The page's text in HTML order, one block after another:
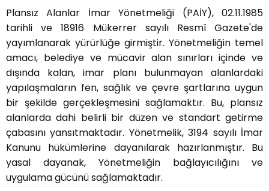
Plansız Alanlar İmar Yönetmeliği (PAİY), 02.11.1985
tarihli ve 18916 Mükerrer sayılı Resmî Gazete'de
yayımlanarak yürürlüğe girmiştir. Yönetmeliğin temel
amacı, belediye ve mücavir alan sınırları içinde ve
dışında kalan, imar planı bulunmayan alanlardaki
yapılaşmaların fen, sağlık ve çevre şartlarına uygun
bir şekilde gerçekleşmesini sağlamaktır. Bu, plansız
alanlarda dahi belirli bir düzen ve standart getirme
çabasını yansıtmaktadır. Yönetmelik, 3194 sayılı İmar
Kanunu hükümlerine dayanılarak hazırlanmıştır. Bu
yasal dayanak, Yönetmeliğin bağlayıcılığını ve
uygulama gücünü sağlamaktadır.